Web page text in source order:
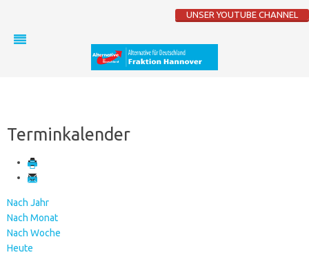
UNSER YOUTUBE CHANNEL
Terminkalender
Nach Jahr
Nach Monat
Nach Woche
Heute